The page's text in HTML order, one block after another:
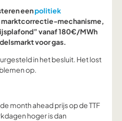
eenpolitiek
marktcorrectie-mechanisme,
vanaf 180€/MWh
voor gas.
in het besluit. Het lost
op.
month ahead prijs op de TTF
hoger is dan